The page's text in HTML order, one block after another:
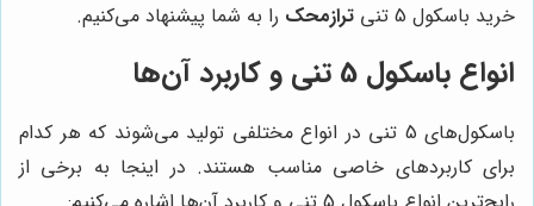
خرید باسکول 5 تنی
ترازمحک را به شما پیشنهاد می‌کنیم.
انواع باسکول 5 تنی و کاربرد آن‌ها
باسکول‌های 5 تنی در انواع مختلفی تولید می‌شوند که هر کدام
برای کاربردهای خاصی مناسب هستند. در اینجا به برخی از